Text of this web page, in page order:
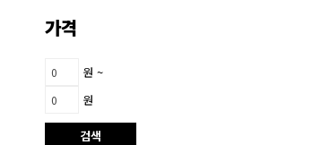
가격
원 ~
원
검색